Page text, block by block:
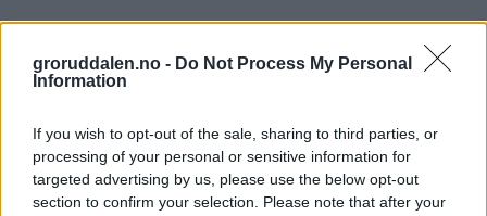
groruddalen.no - Do Not Process My Personal
Information
If you wish to opt-out of the sale, sharing to third parties, or
processing of your personal or sensitive information for
targeted advertising by us, please use the below opt-out
section to confirm your selection. Please note that after your